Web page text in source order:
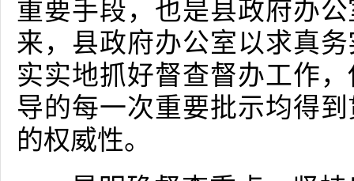
重要手段，也是县政府办
来，县政府办公室以求真
实实地抓好督查督办工作
导的每一次重要批示均得
的权威性。